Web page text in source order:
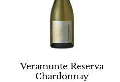
Veramonte Reserva
Chardonnay